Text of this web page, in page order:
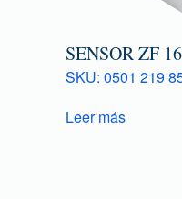
SENSOR ZF
SKU: 0501 219
Leer más